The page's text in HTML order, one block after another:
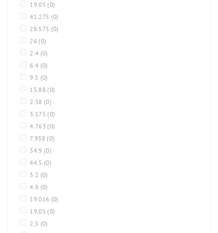
19.05 (0)
41.275 (0)
28.575 (0)
26 (0)
2.4 (0)
6.4 (0)
9.5 (0)
15.88 (0)
2.38 (0)
3.175 (0)
4.763 (0)
7.938 (0)
34.9 (0)
44.5 (0)
3.2 (0)
4.8 (0)
19.016 (0)
19,05 (0)
2,5 (0)